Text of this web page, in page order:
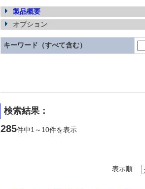
製品概要
オプション
キーワード（すべて含む）
検索結果：
285件中1～10件を表示
表示順